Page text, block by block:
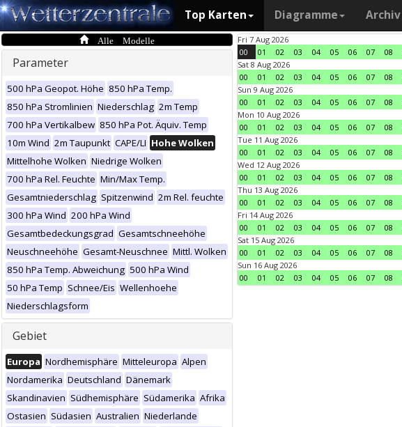
Top Karten Diagramme Archiv
Alle Modelle
Parameter
500 hPa Geopot. Höhe 850 hPa Temp.
850 hPa Stromlinien Niederschlag 2m Temp
700 hPa Vertikalbew 850 hPa Pot. Äquiv. Temp
10m Wind 2m Taupunkt CAPE/LI Hohe Wolken
Mittelhohe Wolken Niedrige Wolken
700 hPa Rel. Feuchte Min/Max Temp.
Gesamtniederschlag Spitzenwind 2m Rel. feuchte
300 hPa Wind 200 hPa Wind
Gesamtbedeckungsgrad Gesamtschneehöhe
Neuschneehöhe Gesamt-Neuschnee Mittl. Wolken
850 hPa Temp. Abweichung 500 hPa Wind
50 hPa Temp Schnee/Eis Wellenhoehe
Niederschlagsform
Gebiet
Europa Nordhemisphäre Mitteleuropa Alpen
Nordamerika Deutschland Dänemark
Skandinavien Südhemisphäre Südamerika Afrika
Ostasien Südasien Australien Niederlande
Fri 7 Aug 2026
00
01 02 03 04 05 06 07 08
Sat 8 Aug 2026
00
01 02 03 04 05 06 07 08
Sun 9 Aug 2026
00
01 02 03 04 05 06 07 08
Mon 10 Aug 2026
00
01 02 03 04 05 06 07 08
Tue 11 Aug 2026
00
01 02 03 04 05 06 07 08
Wed 12 Aug 2026
00
01 02 03 04 05 06 07 08
Thu 13 Aug 2026
00
01 02 03 04 05 06 07 08
Fri 14 Aug 2026
00
01 02 03 04 05 06 07 08
Sat 15 Aug 2026
00
01 02 03 04 05 06 07 08
Sun 16 Aug 2026
00
01 02 03 04 05 06 07 08